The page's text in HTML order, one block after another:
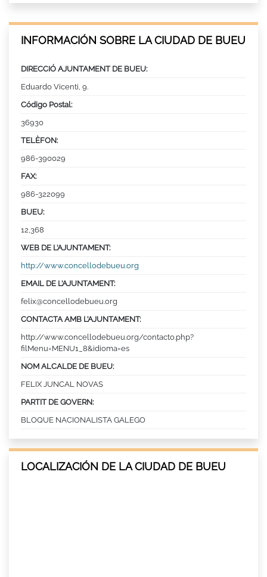
INFORMACIÓN SOBRE LA CIUDAD DE BUEU
DIRECCIÓ AJUNTAMENT DE BUEU:
Eduardo Vicenti, 9.
Código Postal:
36930
TELÈFON:
986-390029
FAX:
986-322099
BUEU:
12,368
WEB DE L’AJUNTAMENT:
http://www.concellodebueu.org
EMAIL DE L’AJUNTAMENT:
felix@concellodebueu.org
CONTACTA AMB L’AJUNTAMENT:
http://www.concellodebueu.org/contacto.php?
filMenu=MENU1_8&idioma=es
NOM ALCALDE DE BUEU:
FELIX JUNCAL NOVAS
PARTIT DE GOVERN:
BLOQUE NACIONALISTA GALEGO
LOCALIZACIÓN DE LA CIUDAD DE BUEU